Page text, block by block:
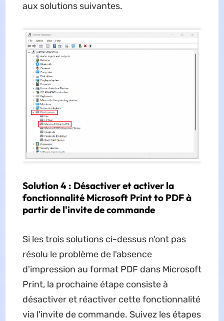
aux solutions suivantes.
Solution 4 : Désactiver et activer la
fonctionnalité Microsoft Print to PDF à
partir de l'invite de commande
Si les trois solutions ci-dessus n'ont pas
résolu le problème de l'absence
d'impression au format PDF dans Microsoft
Print, la prochaine étape consiste à
désactiver et réactiver cette fonctionnalité
via l'invite de commande. Suivez les étapes